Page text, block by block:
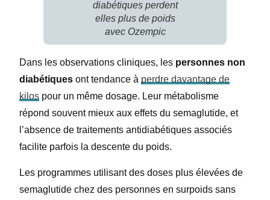
diabétiques perdent
elles plus de poids
avec Ozempic
Dans les observations cliniques, les personnes non
diabétiques ont tendance à perdre davantage de
kilos pour un même dosage. Leur métabolisme
répond souvent mieux aux effets du semaglutide, et
l’absence de traitements antidiabétiques associés
facilite parfois la descente du poids.
Les programmes utilisant des doses plus élevées de
semaglutide chez des personnes en surpoids sans